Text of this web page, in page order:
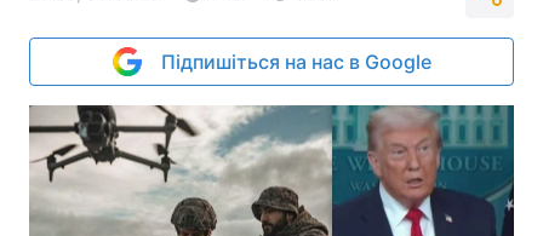
Підпишіться на нас в Google